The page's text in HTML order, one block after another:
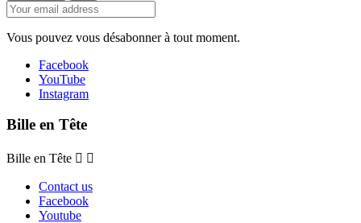
Vous pouvez vous désabonner à tout moment.
Facebook
YouTube
Instagram
Bille en Tête
Bille en Tête  
Contact us
Facebook
Youtube